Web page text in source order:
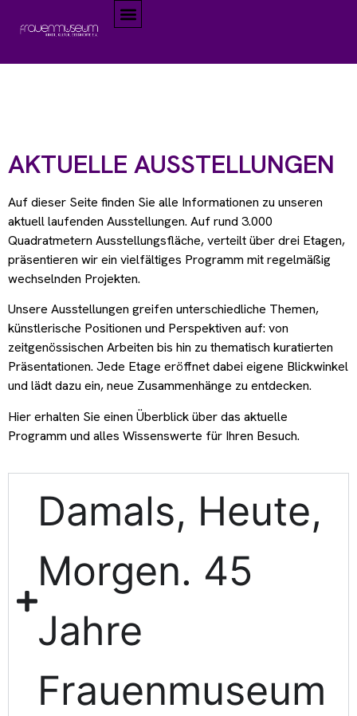
AKTUELLE AUSSTELLUNGEN
Auf dieser Seite finden Sie alle Informationen zu unseren
aktuell laufenden Ausstellungen. Auf rund 3.000
Quadratmetern Ausstellungsfläche, verteilt über drei Etagen,
präsentieren wir ein vielfältiges Programm mit regelmäßig
wechselnden Projekten.
Unsere Ausstellungen greifen unterschiedliche Themen,
künstlerische Positionen und Perspektiven auf: von
zeitgenössischen Arbeiten bis hin zu thematisch kuratierten
Präsentationen. Jede Etage eröffnet dabei eigene Blickwinkel
und lädt dazu ein, neue Zusammenhänge zu entdecken.
Hier erhalten Sie einen Überblick über das aktuelle
Programm und alles Wissenswerte für Ihren Besuch.
Damals, Heute,
Morgen. 45
Jahre
Frauenmuseum